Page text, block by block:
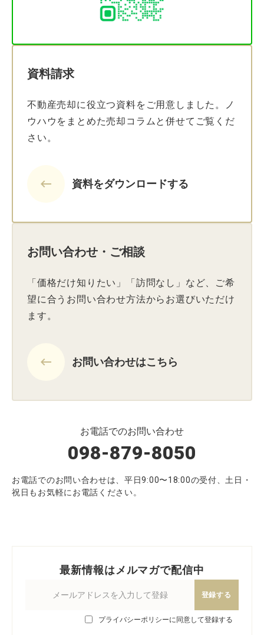
資料請求
不動産売却に役立つ資料をご用意しました。ノ
ウハウをまとめた売却コラムと併せてご覧くだ
さい。
keyboard_backspace 資料をダウンロードする
お問い合わせ・ご相談
「価格だけ知りたい」「訪問なし」など、ご希
望に合うお問い合わせ方法からお選びいただけ
ます。
keyboard_backspace お問い合わせはこちら
お電話でのお問い合わせ
098-879-8050
お電話でのお問い合わせは、平日9:00〜18:00の受付、土日・
祝日もお気軽にお電話ください。
最新情報はメルマガで配信中
登録する
プライバシーポリシーに同意して登録する